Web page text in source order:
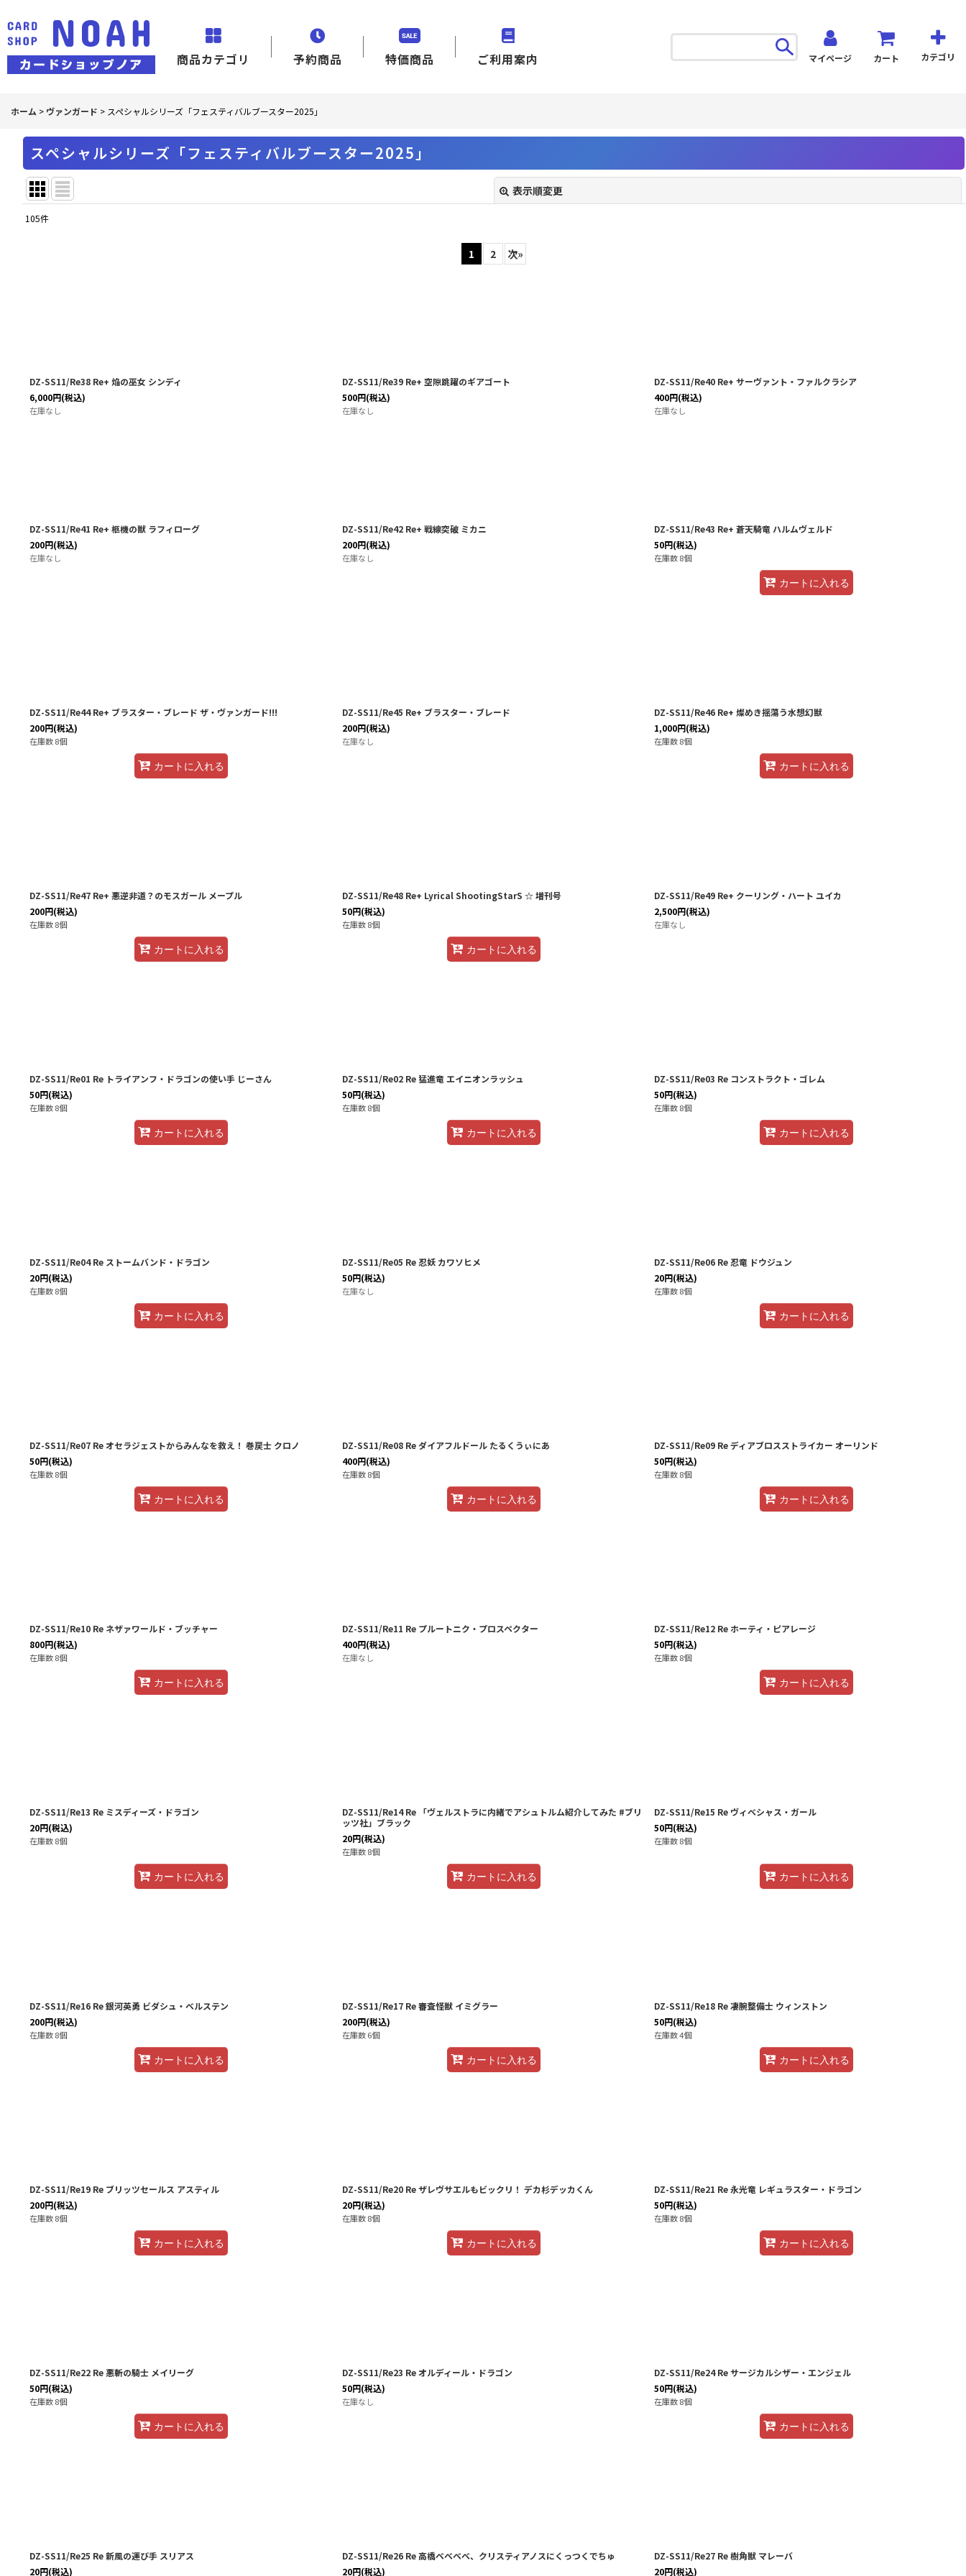
商品カテゴリ 予約商品 特価商品 ご利用案内 マイページ カート カテゴリ
ホーム > ヴァンガード > スペシャルシリーズ「フェスティバルブースター2025」
スペシャルシリーズ「フェスティバルブースター2025」
表示順変更
105件
1 2 次»
DZ-SS11/Re38 Re+ 焔の巫女 シンディ
6,000円(税込)
在庫なし
DZ-SS11/Re39 Re+ 空隙跳躍のギアゴート
500円(税込)
在庫なし
DZ-SS11/Re40 Re+ サーヴァント・ファルクラシア
400円(税込)
在庫なし
DZ-SS11/Re41 Re+ 柩機の獣 ラフィローグ
200円(税込)
在庫なし
DZ-SS11/Re42 Re+ 戦線突破 ミカニ
200円(税込)
在庫なし
DZ-SS11/Re43 Re+ 蒼天騎竜 ハルムヴェルド
50円(税込)
在庫数 8個
カートに入れる
DZ-SS11/Re44 Re+ ブラスター・ブレード ザ・ヴァンガード!!!
200円(税込)
在庫数 8個
カートに入れる
DZ-SS11/Re45 Re+ ブラスター・ブレード
200円(税込)
在庫なし
DZ-SS11/Re46 Re+ 燦めき揺蕩う水想幻獣
1,000円(税込)
在庫数 8個
カートに入れる
DZ-SS11/Re47 Re+ 悪逆非道？のモスガール メープル
200円(税込)
在庫数 8個
カートに入れる
DZ-SS11/Re48 Re+ Lyrical ShootingStarS ☆ 増刊号
50円(税込)
在庫数 8個
カートに入れる
DZ-SS11/Re49 Re+ クーリング・ハート ユイカ
2,500円(税込)
在庫なし
DZ-SS11/Re01 Re トライアンフ・ドラゴンの使い手 じーさん
50円(税込)
在庫数 8個
カートに入れる
DZ-SS11/Re02 Re 猛進竜 エイニオンラッシュ
50円(税込)
在庫数 8個
カートに入れる
DZ-SS11/Re03 Re コンストラクト・ゴレム
50円(税込)
在庫数 8個
カートに入れる
DZ-SS11/Re04 Re ストームバンド・ドラゴン
20円(税込)
在庫数 8個
カートに入れる
DZ-SS11/Re05 Re 忍妖 カワソヒメ
50円(税込)
在庫なし
DZ-SS11/Re06 Re 忍竜 ドウジュン
20円(税込)
在庫数 8個
カートに入れる
DZ-SS11/Re07 Re オセラジェストからみんなを救え！ 巻戻士 クロノ
50円(税込)
在庫数 8個
カートに入れる
DZ-SS11/Re08 Re ダイアフルドール たるくうぃにあ
400円(税込)
在庫数 8個
カートに入れる
DZ-SS11/Re09 Re ディアブロスストライカー オーリンド
50円(税込)
在庫数 8個
カートに入れる
DZ-SS11/Re10 Re ネザァワールド・ブッチャー
800円(税込)
在庫数 8個
カートに入れる
DZ-SS11/Re11 Re プルートニク・プロスペクター
400円(税込)
在庫なし
DZ-SS11/Re12 Re ホーティ・ピアレージ
50円(税込)
在庫数 8個
カートに入れる
DZ-SS11/Re13 Re ミスディーズ・ドラゴン
20円(税込)
在庫数 8個
カートに入れる
DZ-SS11/Re14 Re 「ヴェルストラに内緒でアシュトルム紹介してみた #ブリ
ッツ社」ブラック
20円(税込)
在庫数 8個
カートに入れる
DZ-SS11/Re15 Re ヴィベシャス・ガール
50円(税込)
在庫数 8個
カートに入れる
DZ-SS11/Re16 Re 銀河英勇 ビダシュ・ベルステン
200円(税込)
在庫数 8個
カートに入れる
DZ-SS11/Re17 Re 審査怪獣 イミグラー
200円(税込)
在庫数 6個
カートに入れる
DZ-SS11/Re18 Re 凄腕整備士 ウィンストン
50円(税込)
在庫数 4個
カートに入れる
DZ-SS11/Re19 Re ブリッツセールス アスティル
200円(税込)
在庫数 8個
カートに入れる
DZ-SS11/Re20 Re ザレヴサエルもビックリ！ デカ杉デッカくん
20円(税込)
在庫数 8個
カートに入れる
DZ-SS11/Re21 Re 永光竜 レギュラスター・ドラゴン
50円(税込)
在庫数 8個
カートに入れる
DZ-SS11/Re22 Re 悪斬の騎士 メイリーグ
50円(税込)
在庫数 8個
カートに入れる
DZ-SS11/Re23 Re オルディール・ドラゴン
50円(税込)
在庫なし
DZ-SS11/Re24 Re サージカルシザー・エンジェル
50円(税込)
在庫数 8個
カートに入れる
DZ-SS11/Re25 Re 新風の運び手 スリアス
20円(税込)
DZ-SS11/Re26 Re 高橋ベベベベ、クリスティアノスにくっつくでちゅ
20円(税込)
DZ-SS11/Re27 Re 樹角獣 マレーバ
20円(税込)